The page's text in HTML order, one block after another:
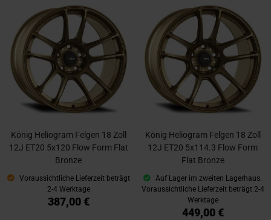
König Heliogram Felgen 18 Zoll
12J ET20 5x120 Flow Form Flat
Bronze
Voraussichtliche Lieferzeit beträgt
2-4 Werktage
387,00 €
König Heliogram Felgen 18 Zoll
12J ET20 5x114.3 Flow Form
Flat Bronze
Auf Lager im zweiten Lagerhaus.
Voraussichtliche Lieferzeit beträgt 2-4
Werktage
449,00 €